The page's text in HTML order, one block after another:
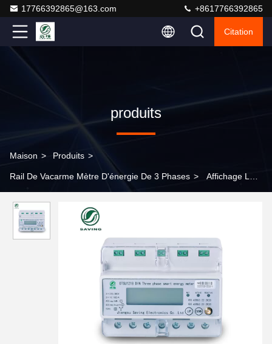
17766392865@163.com +8617766392865
Citation
produits
Maison > Produits >
Rail De Vacarme Mètre D'énergie De 3 Phases > Affichage LCD
et gamme de fréquences 50 Hz